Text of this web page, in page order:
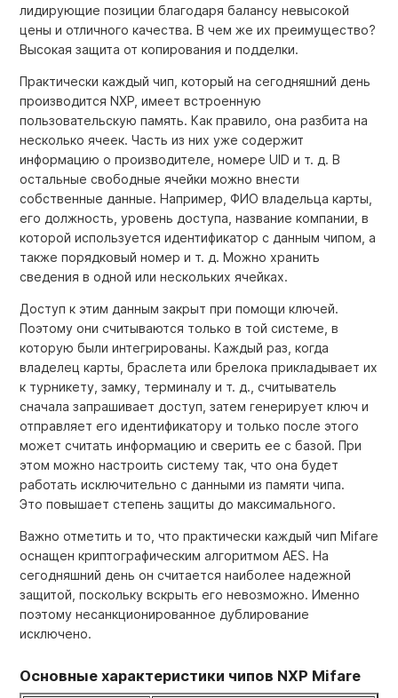
лидирующие позиции благодаря балансу невысокой
цены и отличного качества. В чем же их преимущество?
Высокая защита от копирования и подделки.
Практически каждый чип, который на сегодняшний день
производится NXP, имеет встроенную
пользовательскую память. Как правило, она разбита на
несколько ячеек. Часть из них уже содержит
информацию о производителе, номере UID и т. д. В
остальные свободные ячейки можно внести
собственные данные. Например, ФИО владельца карты,
его должность, уровень доступа, название компании, в
которой используется идентификатор с данным чипом, а
также порядковый номер и т. д. Можно хранить
сведения в одной или нескольких ячейках.
Доступ к этим данным закрыт при помощи ключей.
Поэтому они считываются только в той системе, в
которую были интегрированы. Каждый раз, когда
владелец карты, браслета или брелока прикладывает их
к турникету, замку, терминалу и т. д., считыватель
сначала запрашивает доступ, затем генерирует ключ и
отправляет его идентификатору и только после этого
может считать информацию и сверить ее с базой. При
этом можно настроить систему так, что она будет
работать исключительно с данными из памяти чипа.
Это повышает степень защиты до максимального.
Важно отметить и то, что практически каждый чип Mifare
оснащен криптографическим алгоритмом AES. На
сегодняшний день он считается наиболее надежной
защитой, поскольку вскрыть его невозможно. Именно
поэтому несанкционированное дублирование
исключено.
Основные характеристики чипов NXP Mifare